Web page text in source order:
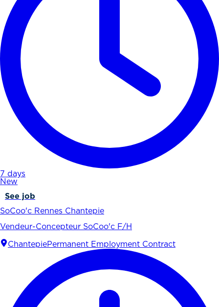
7 days
New
See job
SoCoo'c Rennes Chantepie
Vendeur-Concepteur SoCoo'c F/H
ChantepiePermanent Employment Contract